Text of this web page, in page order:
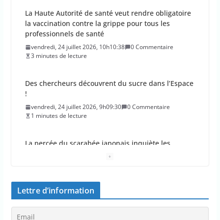
professionnels de santé
vendredi, 24 juillet 2026, 10h10:38
0 Commentaire
3 minutes de lecture
Des chercheurs découvrent du sucre dans l’Espace
vendredi, 24 juillet 2026, 9h09:30
0 Commentaire
La percée du scarabée japonais inquiète les
jeudi, 23 juillet 2026, 11h11:01
0 Commentaire
hectares en France
Lettre d’information